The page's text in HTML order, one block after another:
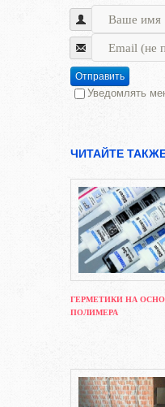
Отправить
Уведомлять
ЧИТАЙТЕ
ГЕРМЕТИКИ НА
ПОЛИМЕРА